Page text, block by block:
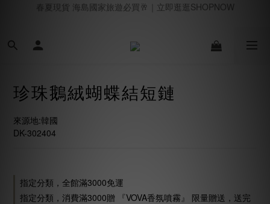
春夏現貨 海島國家旅遊必買🥂｜立即逛逛SHOPNOW
七月新品上線 🛎️｜立即逛逛
珍珠鵝絨蝴蝶結短鏈
來源地:韓國
DK-302404
指定分類，全館滿3000免運
指定分類，消費滿3000贈 『VOVA香氛噴霧』 限量贈送，送完